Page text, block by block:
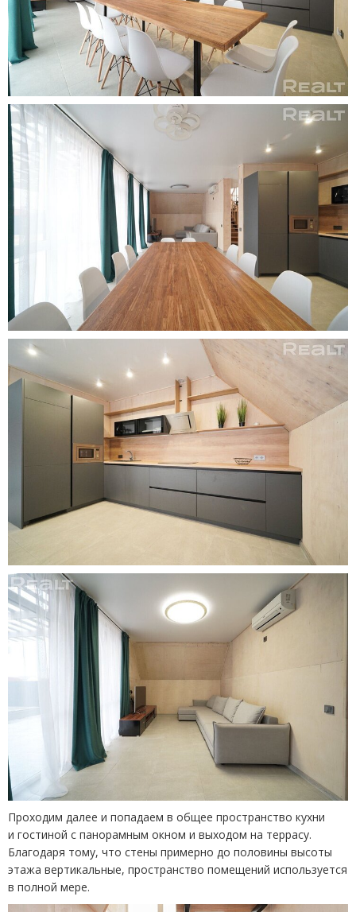
Проходим далее и попадаем в общее пространство кухни
и гостиной с панорамным окном и выходом на террасу.
Благодаря тому, что стены примерно до половины высоты
этажа вертикальные, пространство помещений используется
в полной мере.